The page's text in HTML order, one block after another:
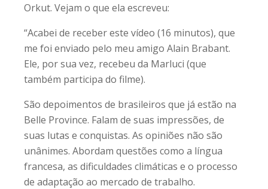
Orkut. Vejam o que ela escreveu:
“Acabei de receber este vídeo (16 minutos), que
me foi enviado pelo meu amigo Alain Brabant.
Ele, por sua vez, recebeu da Marluci (que
também participa do filme).
São depoimentos de brasileiros que já estão na
Belle Province. Falam de suas impressões, de
suas lutas e conquistas. As opiniões não são
unânimes. Abordam questões como a língua
francesa, as dificuldades climáticas e o processo
de adaptação ao mercado de trabalho.